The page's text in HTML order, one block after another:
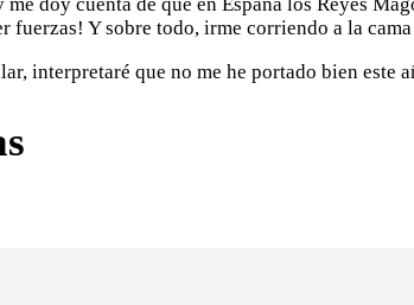
fuerzas! Y sobre todo, irme corriendo a la
interpretaré que no me he portado bien este